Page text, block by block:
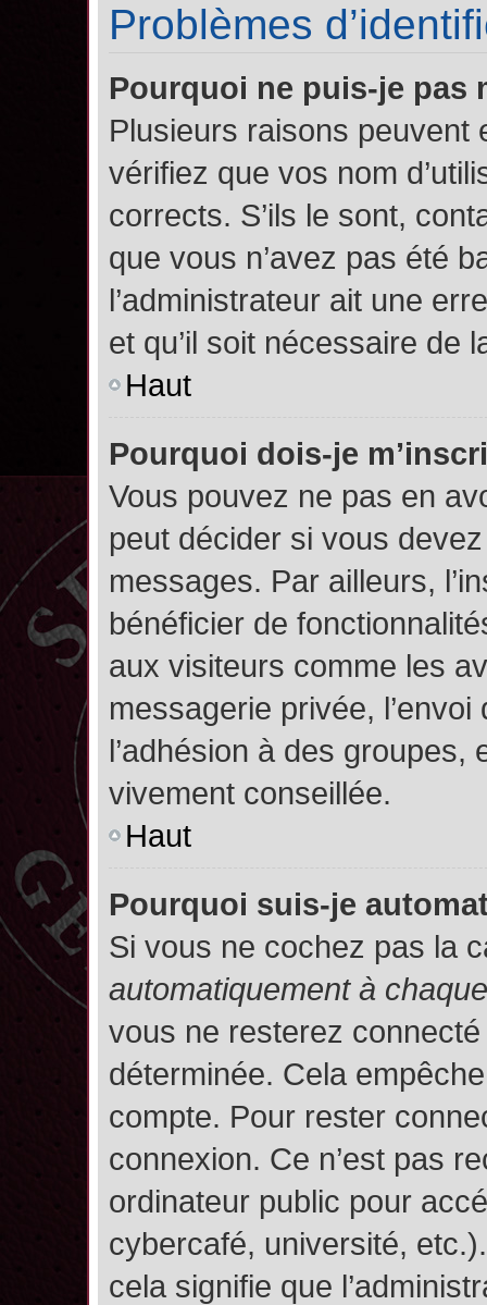
Problèmes
Pourquoi ne puis-je pas
Plusieurs raisons peuvent
vérifiez que vos nom
corrects. S’ils le sont,
que vous n’avez pas été
l’administrateur ait une
et qu’il soit nécessaire de
Haut
Pourquoi dois-je
Vous pouvez ne pas en
peut décider si vous
messages. Par ailleurs,
bénéficier de
aux visiteurs comme les
messagerie privée,
l’adhésion à des groupes,
vivement conseillée.
Haut
Pourquoi suis-je
Si vous ne cochez pas la
automatiquement à
vous ne resterez
déterminée. Cela
compte. Pour rester
connexion. Ce n’est pas
ordinateur public pour
cybercafé, université,
cela signifie que